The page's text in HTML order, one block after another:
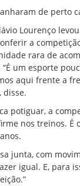
de perto
Lourenço
a
rara de
um esporte
aqui frente a
disse.
potiguar, a
nos treinos. É
junta, com
igual. E, para